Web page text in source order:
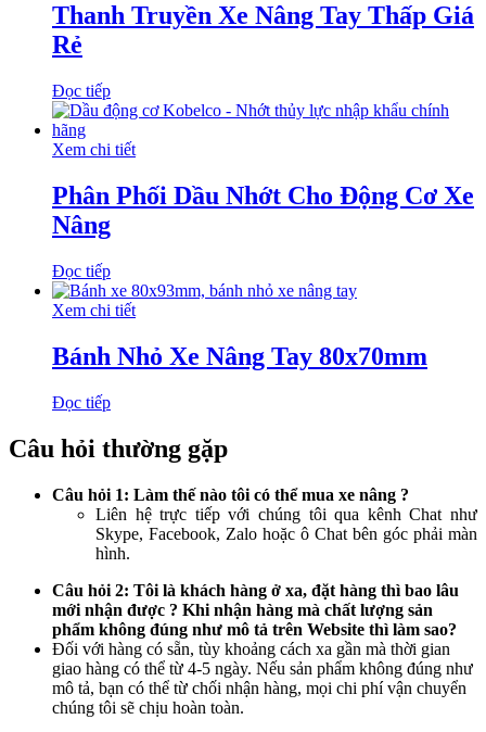
Thanh Truyền Xe Nâng Tay Thấp Giá
Rẻ
Đọc tiếp
Xem chi tiết
Phân Phối Dầu Nhớt Cho Động Cơ Xe
Nâng
Đọc tiếp
Xem chi tiết
Bánh Nhỏ Xe Nâng Tay 80x70mm
Đọc tiếp
Câu hỏi thường gặp
Câu hỏi 1: Làm thế nào tôi có thể mua xe nâng ?
Liên hệ trực tiếp với chúng tôi qua kênh Chat như
Skype, Facebook, Zalo hoặc ô Chat bên góc phải màn
hình.
Câu hỏi 2: Tôi là khách hàng ở xa, đặt hàng thì bao lâu
mới nhận được ? Khi nhận hàng mà chất lượng sản
phẩm không đúng như mô tả trên Website thì làm sao?
Đối với hàng có sẵn, tùy khoảng cách xa gần mà thời gian
giao hàng có thể từ 4-5 ngày. Nếu sản phẩm không đúng như
mô tả, bạn có thể từ chối nhận hàng, mọi chi phí vận chuyển
chúng tôi sẽ chịu hoàn toàn.